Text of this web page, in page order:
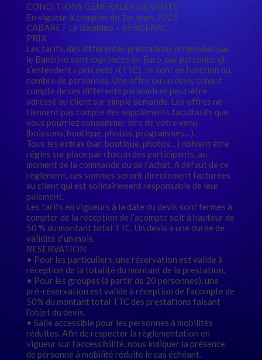
CONDITIONS GENERALES DE VENTE
En vigueur à compter du 1er mars 2025
CABARET Le Bambino – BERGERAC
PRIX
Les tarifs, des différentes prestations proposées par
le Bambino sont exprimées en Euro, par personne et
s’entendent « prix nets »(TTC). Ils sont en fonction du
nombre de personnes. Une offre ou un devis tenant
compte de ces différents paramètres peut-être
adressé au client sur simple demande. Les offres ne
tiennent pas compte des suppléments facultatifs que
vous pourriez consommer lors de votre venu
(boissons, boutique, photos, programmes…).
Tous les extras (bar, boutique, photos…) doivent être
réglés sur place par chacun des participants, au
moment de la commande ou de l’achat. A défaut de ce
règlement, ces sommes seront directement facturées
au client qui est solidairement responsable de leur
paiement.
Les tarifs en vigueurs à la date du devis sont fermes à
compter de la réception de l’acompte soit à hauteur de
50 % du montant total TTC. Un devis a une durée de
validité d’un mois.
RESERVATION
• Pour les particuliers, une réservation est valide à
réception de la totalité du montant de la prestation.
• Pour les groupes (à partir de 20 personnes), une
pré-réservation est valide à réception de l’acompte de
50% du montant total TTC des prestations faisant
l’objet du devis.
• Salle accessible pour les personnes à mobilités
réduites. Afin de respecter la règlementation en
vigueur sur l’accessibilité, nous indiquer la présence
de personne à mobilité réduite le cas échéant.